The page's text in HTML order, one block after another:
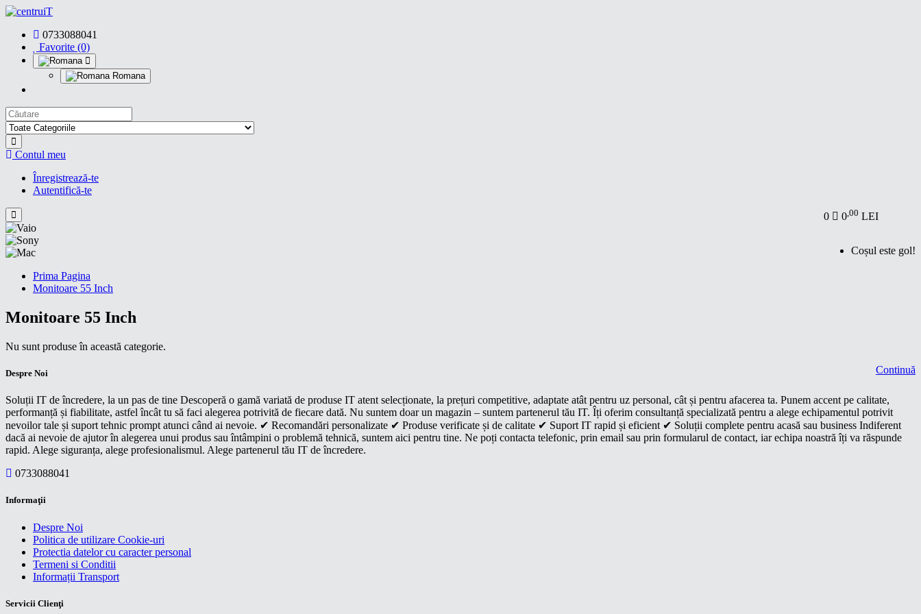
0733088041
Favorite (0)
Romana
Contul meu
Înregistrează-te
Autentifică-te
0 0,00 LEI
Coșul este gol!
Prima Pagina
Monitoare 55 Inch
Monitoare 55 Inch
Nu sunt produse în această categorie.
Continuă
Despre Noi
Soluții IT de încredere, la un pas de tine Descoperă o gamă variată de produse IT atent selecționate, la prețuri competitive, adaptate atât pentru uz personal, cât și pentru afacerea ta. Punem accent pe calitate,
performanță și fiabilitate, astfel încât tu să faci alegerea potrivită de fiecare dată. Nu suntem doar un magazin – suntem partenerul tău IT. Îți oferim consultanță specializată pentru a alege echipamentul potrivit
nevoilor tale și suport tehnic prompt atunci când ai nevoie. ✔ Recomandări personalizate ✔ Produse verificate și de calitate ✔ Suport IT rapid și eficient ✔ Soluții complete pentru acasă sau business Indiferent
dacă ai nevoie de ajutor în alegerea unui produs sau întâmpini o problemă tehnică, suntem aici pentru tine. Ne poți contacta telefonic, prin email sau prin formularul de contact, iar echipa noastră îți va răspunde
rapid. Alege siguranța, alege profesionalismul. Alege partenerul tău IT de încredere.
0733088041
Informaţii
Despre Noi
Politica de utilizare Cookie-uri
Protectia datelor cu caracter personal
Termeni si Conditii
Informații Transport
Servicii Clienţi